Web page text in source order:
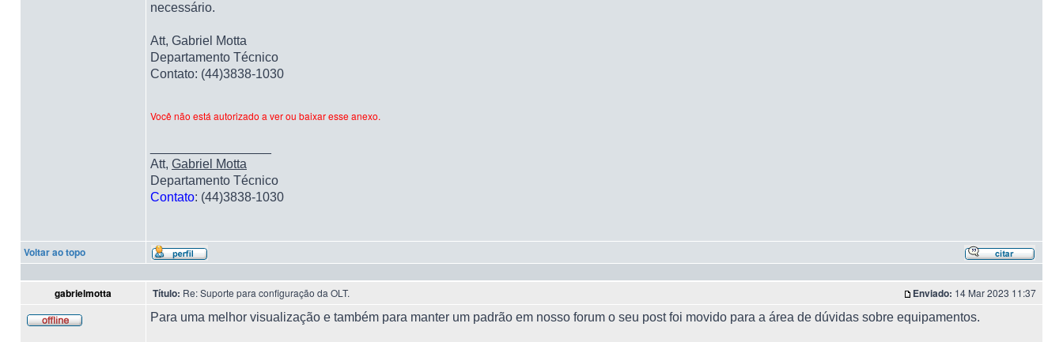
necessário.
Att, Gabriel Motta
Departamento Técnico
Contato: (44)3838-1030
Você não está autorizado a ver ou baixar esse anexo.
Att, Gabriel Motta
Departamento Técnico
Contato: (44)3838-1030
Voltar ao topo
gabrielmotta Título: Re: Suporte para configuração da OLT. Enviado: 14 Mar 2023 11:37
Para uma melhor visualização e também para manter um padrão em nosso forum o seu post foi movido para a área de dúvidas sobre equipamentos.